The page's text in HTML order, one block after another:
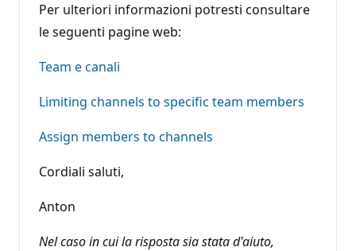
Per ulteriori informazioni potresti consultare
le seguenti pagine web:
Team e canali
Limiting channels to specific team members
Assign members to channels
Cordiali saluti,
Anton
Nel caso in cui la risposta sia stata d'aiuto,